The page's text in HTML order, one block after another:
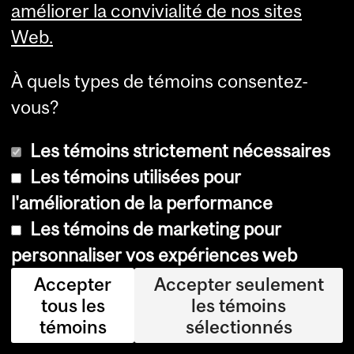
us
no
m
pt
og
én
éti
qu
e.
améliorer la convivialité de nos sites
Web.
À quels types de témoins consentez-
vous?
Les témoins strictement nécessaires
Les témoins utilisées pour
l'amélioration de la performance
Les témoins de marketing pour
personnaliser vos expériences web
Accepter
tous les
témoins
Accepter seulement
les témoins
sélectionnés